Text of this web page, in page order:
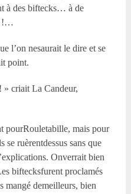
à des biftecks… à de
!…
l’on nesaurait le dire et se
point.
» criait La Candeur,
pourRouletabille, mais pour
se ruèrentdessus sans que
Onverrait bien
biftecksfurent proclamés
mangé demeilleurs, bien